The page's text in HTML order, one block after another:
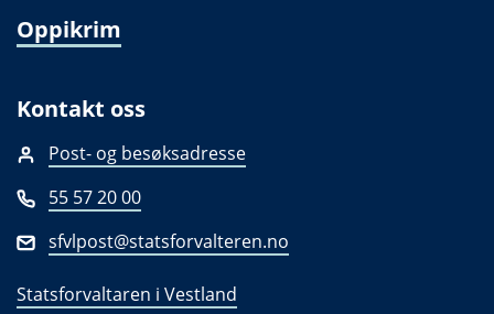
Oppikrim
Kontakt oss
Post- og besøksadresse
55 57 20 00
sfvlpost@statsforvalteren.no
Statsforvaltaren i Vestland